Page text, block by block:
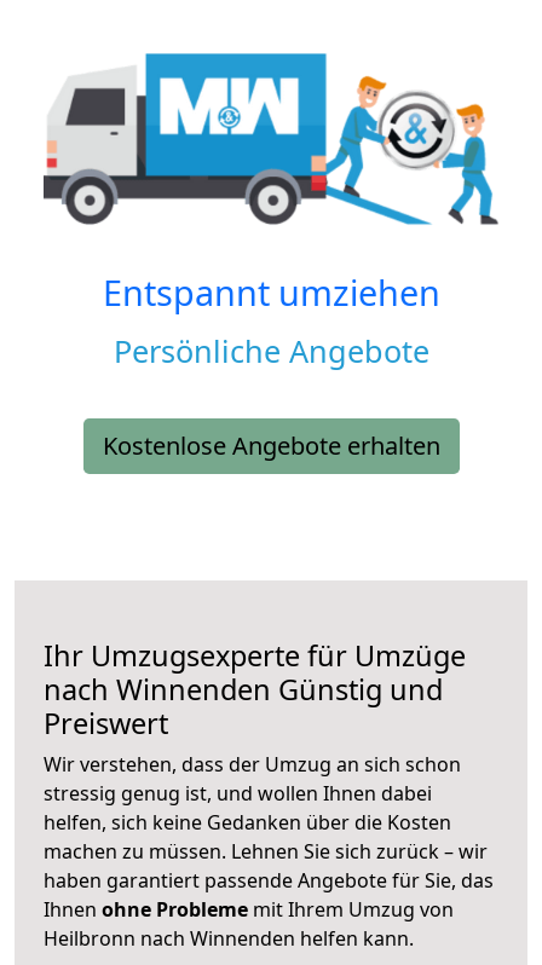
Entspannt umziehen
Persönliche Angebote
Kostenlose Angebote erhalten
Ihr Umzugsexperte für Umzüge
nach Winnenden Günstig und
Preiswert
Wir verstehen, dass der Umzug an sich schon
stressig genug ist, und wollen Ihnen dabei
helfen, sich keine Gedanken über die Kosten
machen zu müssen. Lehnen Sie sich zurück – wir
haben garantiert passende Angebote für Sie, das
Ihnen ohne Probleme mit Ihrem Umzug von
Heilbronn nach Winnenden helfen kann.